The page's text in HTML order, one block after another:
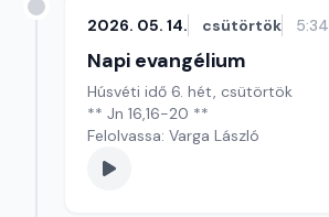
2026. 05. 14. csütörtök 5:34
Napi evangélium
Húsvéti idő 6. hét, csütörtök
** Jn 16,16-20 **
Felolvassa: Varga László